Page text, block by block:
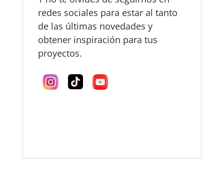
redes sociales para estar al tanto
de las últimas novedades y
obtener inspiración para tus
proyectos.